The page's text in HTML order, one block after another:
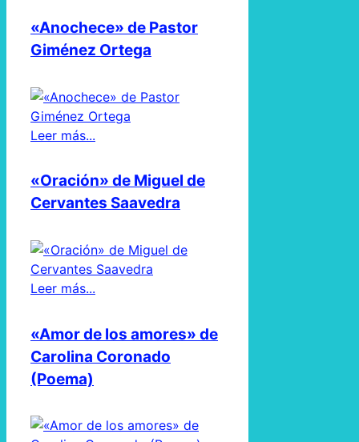
«Anochece» de Pastor
Giménez Ortega
Leer más...
«Oración» de Miguel de
Cervantes Saavedra
Leer más...
«Amor de los amores» de
Carolina Coronado
(Poema)